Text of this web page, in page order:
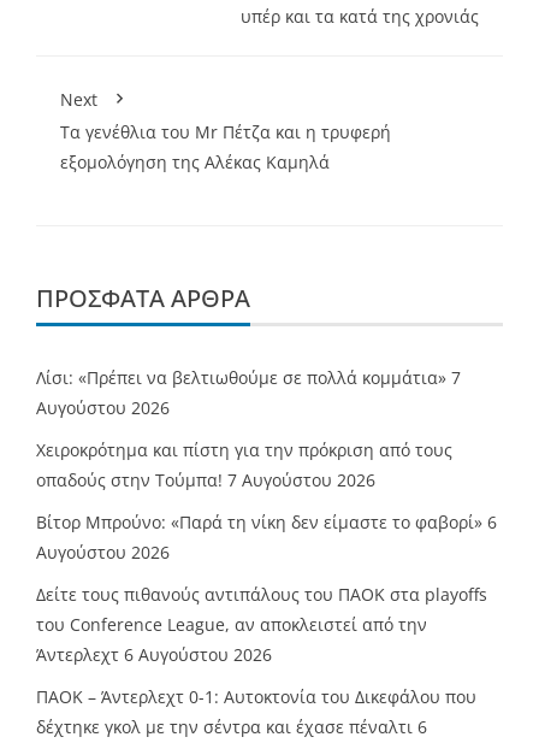
υπέρ και τα κατά της χρονιάς
Next
Τα γενέθλια του Mr Πέτζα και η τρυφερή
εξομολόγηση της Αλέκας Καμηλά
ΠΡΌΣΦΑΤΑ ΆΡΘΡΑ
Λίσι: «Πρέπει να βελτιωθούμε σε πολλά κομμάτια» 7
Αυγούστου 2026
Χειροκρότημα και πίστη για την πρόκριση από τους
οπαδούς στην Τούμπα! 7 Αυγούστου 2026
Βίτορ Μπρούνο: «Παρά τη νίκη δεν είμαστε το φαβορί» 6
Αυγούστου 2026
Δείτε τους πιθανούς αντιπάλους του ΠΑΟΚ στα playoffs
του Conference League, αν αποκλειστεί από την
Άντερλεχτ 6 Αυγούστου 2026
ΠΑΟΚ – Άντερλεχτ 0-1: Αυτοκτονία του Δικεφάλου που
δέχτηκε γκολ με την σέντρα και έχασε πέναλτι 6